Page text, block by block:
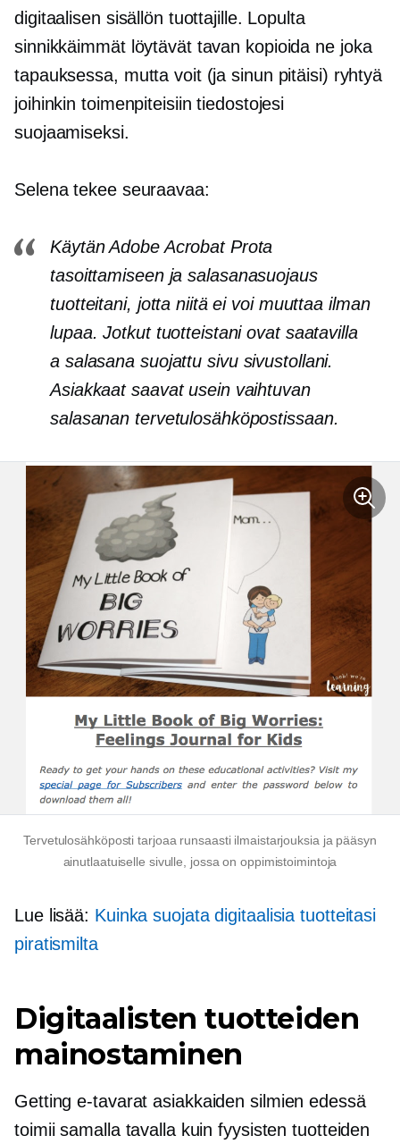
digitaalisen sisällön tuottajille. Lopulta
sinnikkäimmät löytävät tavan kopioida ne joka
tapauksessa, mutta voit (ja sinun pitäisi) ryhtyä
joihinkin toimenpiteisiin tiedostojesi
suojaamiseksi.
Selena tekee seuraavaa:
Käytän Adobe Acrobat Prota
tasoittamiseen jasalasanasuojaus
tuotteitani, jotta niitä ei voi muuttaa ilman
lupaa. Jotkut tuotteistani ovat saatavilla
a salasana suojattu sivu sivustollani.
Asiakkaat saavat usein vaihtuvan
salasanan tervetulosähköpostissaan.
Tervetulosähköposti tarjoaa runsaasti ilmaistarjouksia ja pääsyn
ainutlaatuiselle sivulle, jossa on oppimistoimintoja
Lue lisää: Kuinka suojata digitaalisia tuotteitasi
piratismilta
Digitaalisten tuotteiden
mainostaminen
Gettinge-tavarat asiakkaiden silmien edessä
toimii samalla tavalla kuin fyysisten tuotteiden